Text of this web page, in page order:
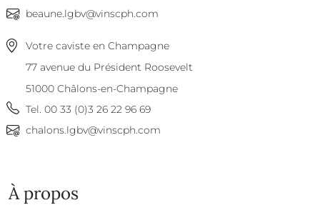
beaune.lgbv@vinscph.com
Votre caviste en Champagne
77 avenue du Président Roosevelt
51000 Châlons-en-Champagne
Tel. 00 33 (0)3 26 22 96 69
chalons.lgbv@vinscph.com
À propos